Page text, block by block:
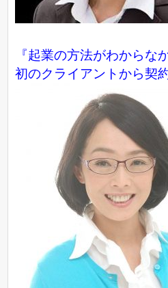
『起業の方法がわからな
初のクライアントから契